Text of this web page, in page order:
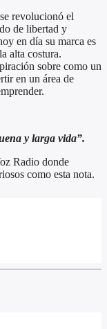
revolucionó el
de libertad y
en día su marca es
alta costura.
sobre como un
en un área de
y larga vida”.
Radio donde
como esta nota.